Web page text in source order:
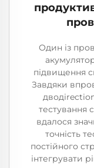
Один із
підвищення
Завдяки
тестування
вдалося
точність
постійного
інтегрувати